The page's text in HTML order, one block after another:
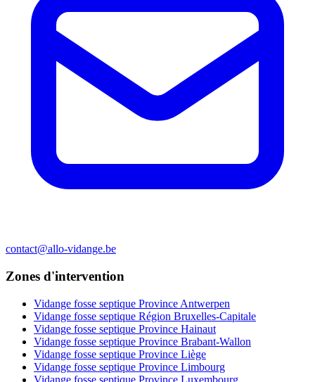
contact@allo-vidange.be
Zones d'intervention
Vidange fosse septique Province Antwerpen
Vidange fosse septique Région Bruxelles-Capitale
Vidange fosse septique Province Hainaut
Vidange fosse septique Province Brabant-Wallon
Vidange fosse septique Province Liège
Vidange fosse septique Province Limbourg
Vidange fosse septique Province Luxembourg